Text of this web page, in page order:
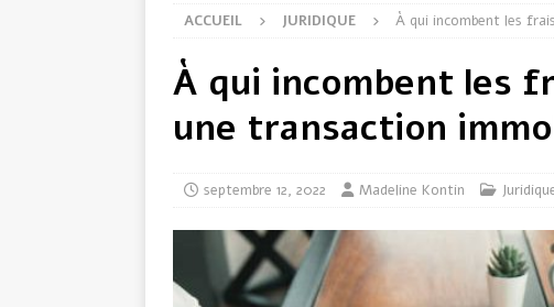
ACCUEIL JURIDIQUE À qui incombent les
À qui incombent les
une transaction
septembre 12, 2022 Madeline Kontin